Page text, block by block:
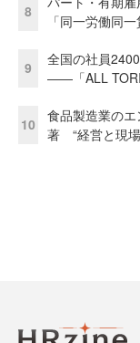
8
「同一労働同
9
全国の社員
――「ALL
10
食品製造業の
著 “経営と現場